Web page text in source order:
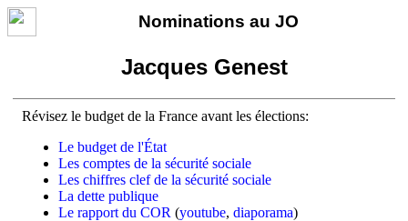
Nominations au JO
Jacques Genest
Révisez le budget de la France avant les élections:
Le budget de l'État
Les comptes de la sécurité sociale
Les chiffres clef de la sécurité sociale
La dette publique
Le rapport du COR (youtube, diaporama)